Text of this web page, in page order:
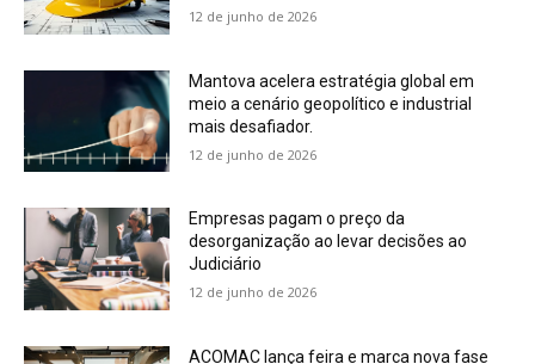
12 de junho de 2026
Mantova acelera estratégia global em
meio a cenário geopolítico e industrial
mais desafiador.
12 de junho de 2026
Empresas pagam o preço da
desorganização ao levar decisões ao
Judiciário
12 de junho de 2026
ACOMAC lança feira e marca nova fase